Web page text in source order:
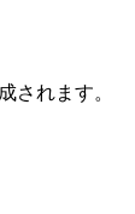
されます。